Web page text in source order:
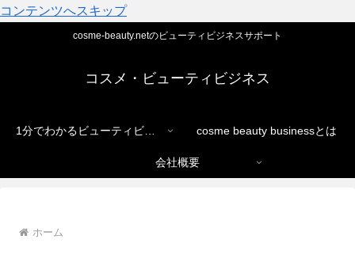
コンテンツへスキップ
cosme-beauty.netのビューティビジネスサポート
コスメ・ビューティビジネス
1分でわかるビューティビジネス cosme beauty businessとは
会社概要
ホーム